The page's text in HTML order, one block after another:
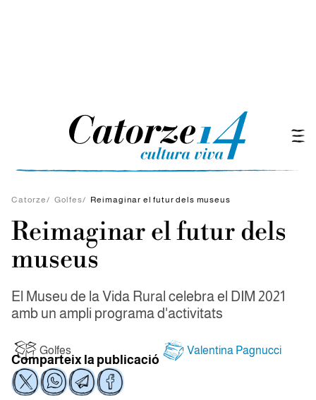
Catorze/ Golfes/ Reimaginar el futur dels museus
Reimaginar el futur dels
museus
El Museu de la Vida Rural celebra el DIM 2021
amb un ampli programa d'activitats
Golfes Valentina Pagnucci
Comparteix la publicació